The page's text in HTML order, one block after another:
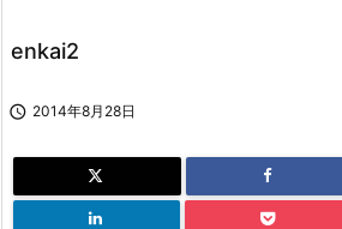
enkai2
 2014年8月28日